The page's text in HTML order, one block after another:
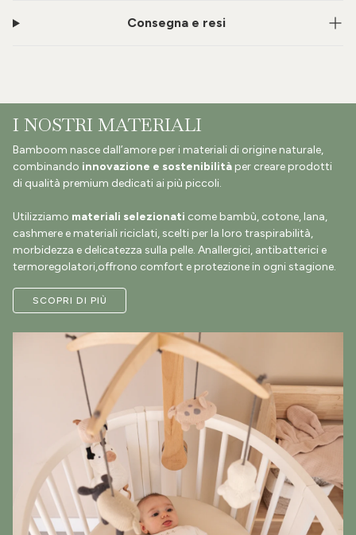
Consegna e resi
I NOSTRI MATERIALI
Bamboom nasce dall’amore per i materiali di origine naturale,
combinando innovazione e sostenibilità per creare prodotti
di qualità premium dedicati ai più piccoli.
Utilizziamo materiali selezionati come bambù, cotone, lana,
cashmere e materiali riciclati, scelti per la loro traspirabilità,
morbidezza e delicatezza sulla pelle. Anallergici, antibatterici e
termoregolatori,offrono comfort e protezione in ogni stagione.
SCOPRI DI PIÙ